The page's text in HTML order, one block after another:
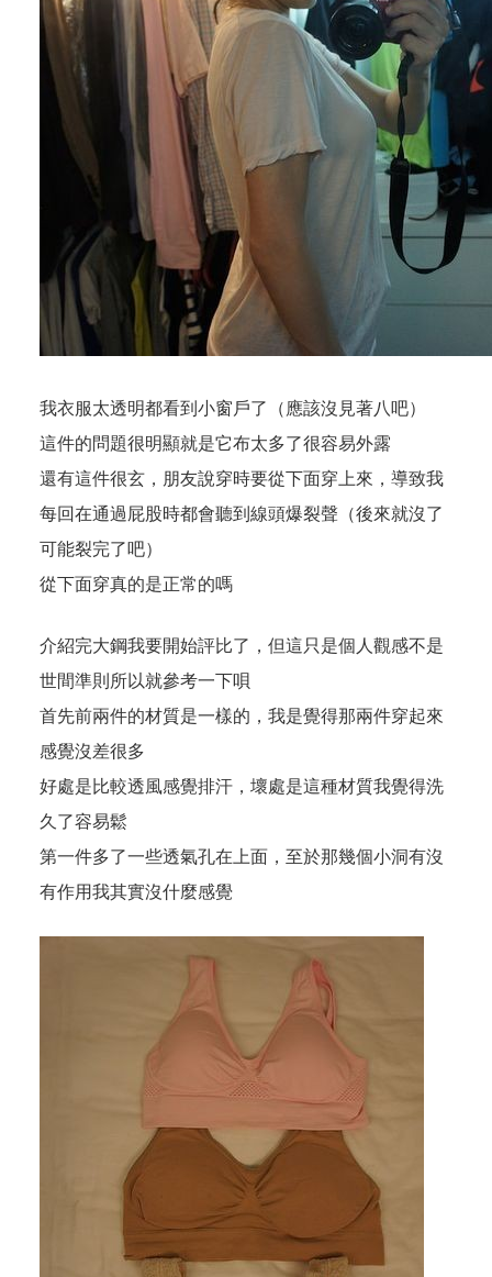
我衣服太透明都看到小窗戶了（應該沒見著八吧）
這件的問題很明顯就是它布太多了很容易外露
還有這件很玄，朋友說穿時要從下面穿上來，導致我
每回在通過屁股時都會聽到線頭爆裂聲（後來就沒了
可能裂完了吧）
從下面穿真的是正常的嗎
介紹完大鋼我要開始評比了，但這只是個人觀感不是
世間準則所以就參考一下唄
首先前兩件的材質是一樣的，我是覺得那兩件穿起來
感覺沒差很多
好處是比較透風感覺排汗，壞處是這種材質我覺得洗
久了容易鬆
第一件多了一些透氣孔在上面，至於那幾個小洞有沒
有作用我其實沒什麼感覺